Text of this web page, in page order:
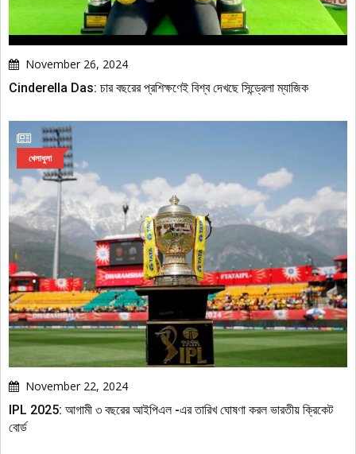
November 26, 2024
Cinderella Das: চার বছরের প্রশিক্ষণেই বিশ্ব দেখছে সিন্ড্রেলা ম্যাজিক
খেলাধুলা
November 22, 2024
IPL 2025: আগামী ৩ বছরের আইপিএল -এর তারিখ ঘোষণা করল ভারতীয় ক্রিকেট
বোর্ড